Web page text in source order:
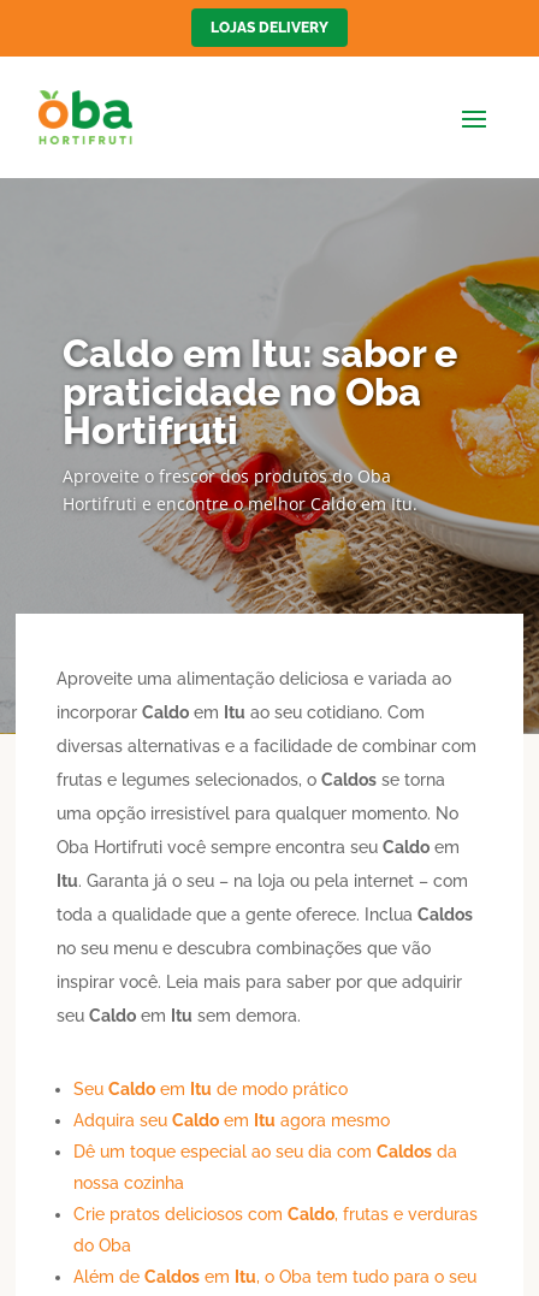
LOJAS DELIVERY
Caldo em Itu: sabor e
praticidade no Oba
Hortifruti
Aproveite o frescor dos produtos do Oba
Hortifruti e encontre o melhor Caldo em Itu.
Aproveite uma alimentação deliciosa e variada ao
incorporarCaldo em Itu ao seu cotidiano. Com
diversas alternativas e a facilidade de combinar com
frutas e legumes selecionados, oCaldos se torna
uma opção irresistível para qualquer momento. No
Oba Hortifruti você sempre encontra seuCaldo em
Itu. Garanta já o seu – na loja ou pela internet – com
toda a qualidade que a gente oferece. IncluaCaldos
no seu menu e descubra combinações que vão
inspirar você. Leia mais para saber por que adquirir
seuCaldo em Itu sem demora.
SeuCaldo em Itu de modo prático
Adquira seuCaldo em Itu agora mesmo
Dê um toque especial ao seu dia comCaldos da
nossa cozinha
Crie pratos deliciosos comCaldo, frutas e verduras
do Oba
Além deCaldos em Itu, o Oba tem tudo para o seu